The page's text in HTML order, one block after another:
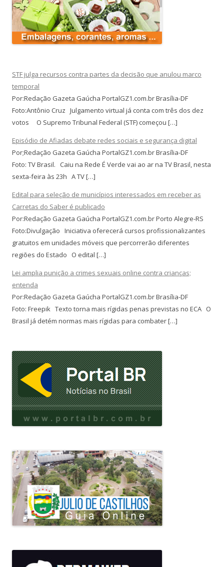
STF julga recursos contra partes da decisão que anulou marco
temporal
Por:Redação Gazeta Gaúcha PortalGZ1.com.br Brasília-DF
Foto:Antônio Cruz Julgamento virtual já conta com três dos dez
votos O Supremo Tribunal Federal (STF) começou […]
Episódio de Afiadas debate redes sociais e segurança digital
Por;Redação Gazeta Gaúcha PortalGZ1.com.br Brasília-DF
Foto: TV Brasil. Caiu na Rede É Verde vai ao ar na TV Brasil, nesta
sexta-feira às 23h A TV […]
Edital para seleção de municípios interessados em receber as
Carretas do Saber é publicado
Por:Redação Gazeta Gaúcha PortalGZ1.com.br Porto Alegre-RS
Foto:Divulgação Iniciativa oferecerá cursos profissionalizantes
gratuitos em unidades móveis que percorrerão diferentes
regiões do Estado O edital […]
Lei amplia punição a crimes sexuais online contra crianças;
entenda
Por:Redação Gazeta Gaúcha PortalGZ1.com.br Brasília-DF
Foto: Freepik Texto torna mais rígidas penas previstas no ECA O
Brasil já detém normas mais rígidas para combater […]